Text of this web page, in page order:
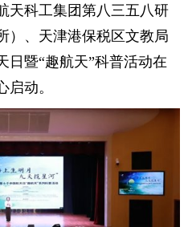
天科工集团第八三五八研
）、天津港保税区文教局
日暨“趣航天”科普活动在
动。